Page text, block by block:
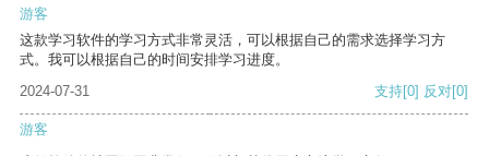
游客
这款学习软件的学习方式非常灵活，可以根据自己的需求选择学习方
式。我可以根据自己的时间安排学习进度。
2024-07-31
支持[0] 反对[0]
游客